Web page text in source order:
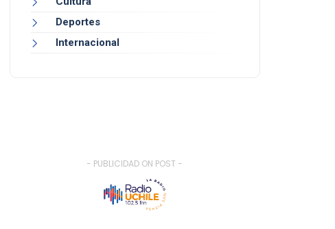
Deportes
Internacional
- PUBLICIDAD ON POST -